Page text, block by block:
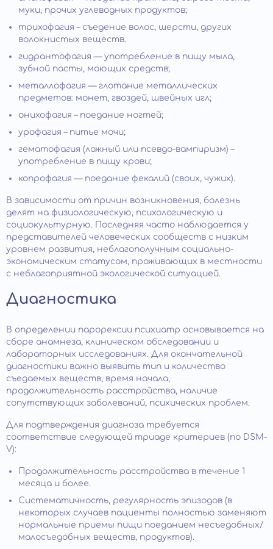
муки, прочих углеводных продуктов;
трихофагия – съедение волос, шерсти, других
волокнистых веществ.
гидрантофагия — употребление в пищу мыла,
зубной пасты, моющих средств;
металлофагия — глотание металлических
предметов: монет, гвоздей, швейных игл;
онихофагия – поедание ногтей;
урофагия – питье мочи;
гематофагия (ложный или псевдо-вампиризм) –
употребление в пищу крови;
копрофагия — поедание фекалий (своих, чужих).
В зависимости от причин возникновения, болезнь
делят на физиологическую, психологическую и
социокультурную. Последняя часто наблюдается у
представителей человеческих сообществ с низким
уровнем развития, неблагополучным социально-
экономическим статусом, проживающих в местности
с неблагоприятной экологической ситуацией.
Диагностика
В определении парорексии психиатр основывается на
сборе анамнеза, клиническом обследовании и
лабораторных исследованиях. Для окончательной
диагностики важно выявить тип и количество
съедаемых веществ, время начала,
продолжительность расстройства, наличие
сопутствующих заболеваний, психических проблем.
Для подтверждения диагноза требуется
соответствие следующей триаде критериев (по DSM-
V):
Продолжительность расстройства в течение 1
месяца и более.
Систематичность, регулярность эпизодов (в
некоторых случаев пациенты полностью заменяют
нормальные приемы пищи поеданием несъедобных/
малосъедобных веществ, продуктов).